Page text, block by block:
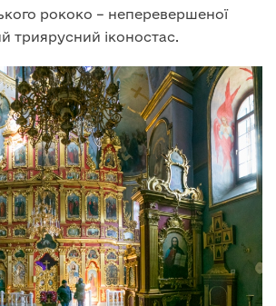
рококо – неперевершеної
триярусний іконостас.